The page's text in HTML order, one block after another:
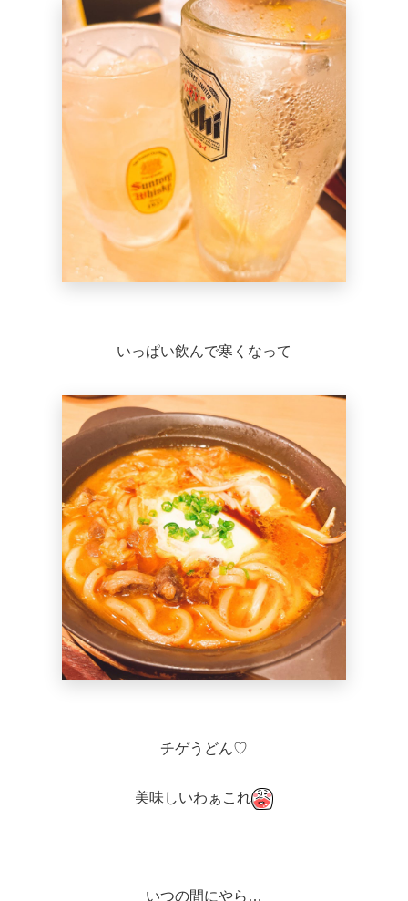
いっぱい飲んで寒くなって
チゲうどん♡
美味しいわぁこれ
いつの間にやら…